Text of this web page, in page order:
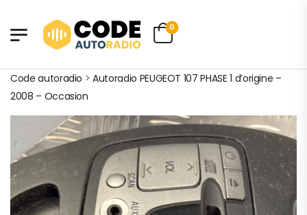
0
Code autoradio >Autoradio PEUGEOT 107 PHASE 1 d’origine –
2008 – Occasion